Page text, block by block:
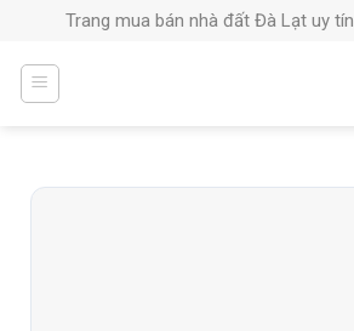
content
Trang mua bán nhà đất Đà Lạt uy tín